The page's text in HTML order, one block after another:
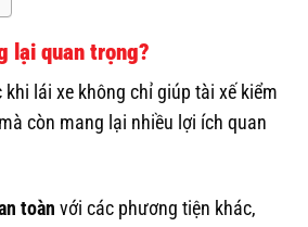
lại quan trọng?
lái xe không chỉ giúp tài xế kiểm
còn mang lại nhiều lợi ích quan
toàn với các phương tiện khác,